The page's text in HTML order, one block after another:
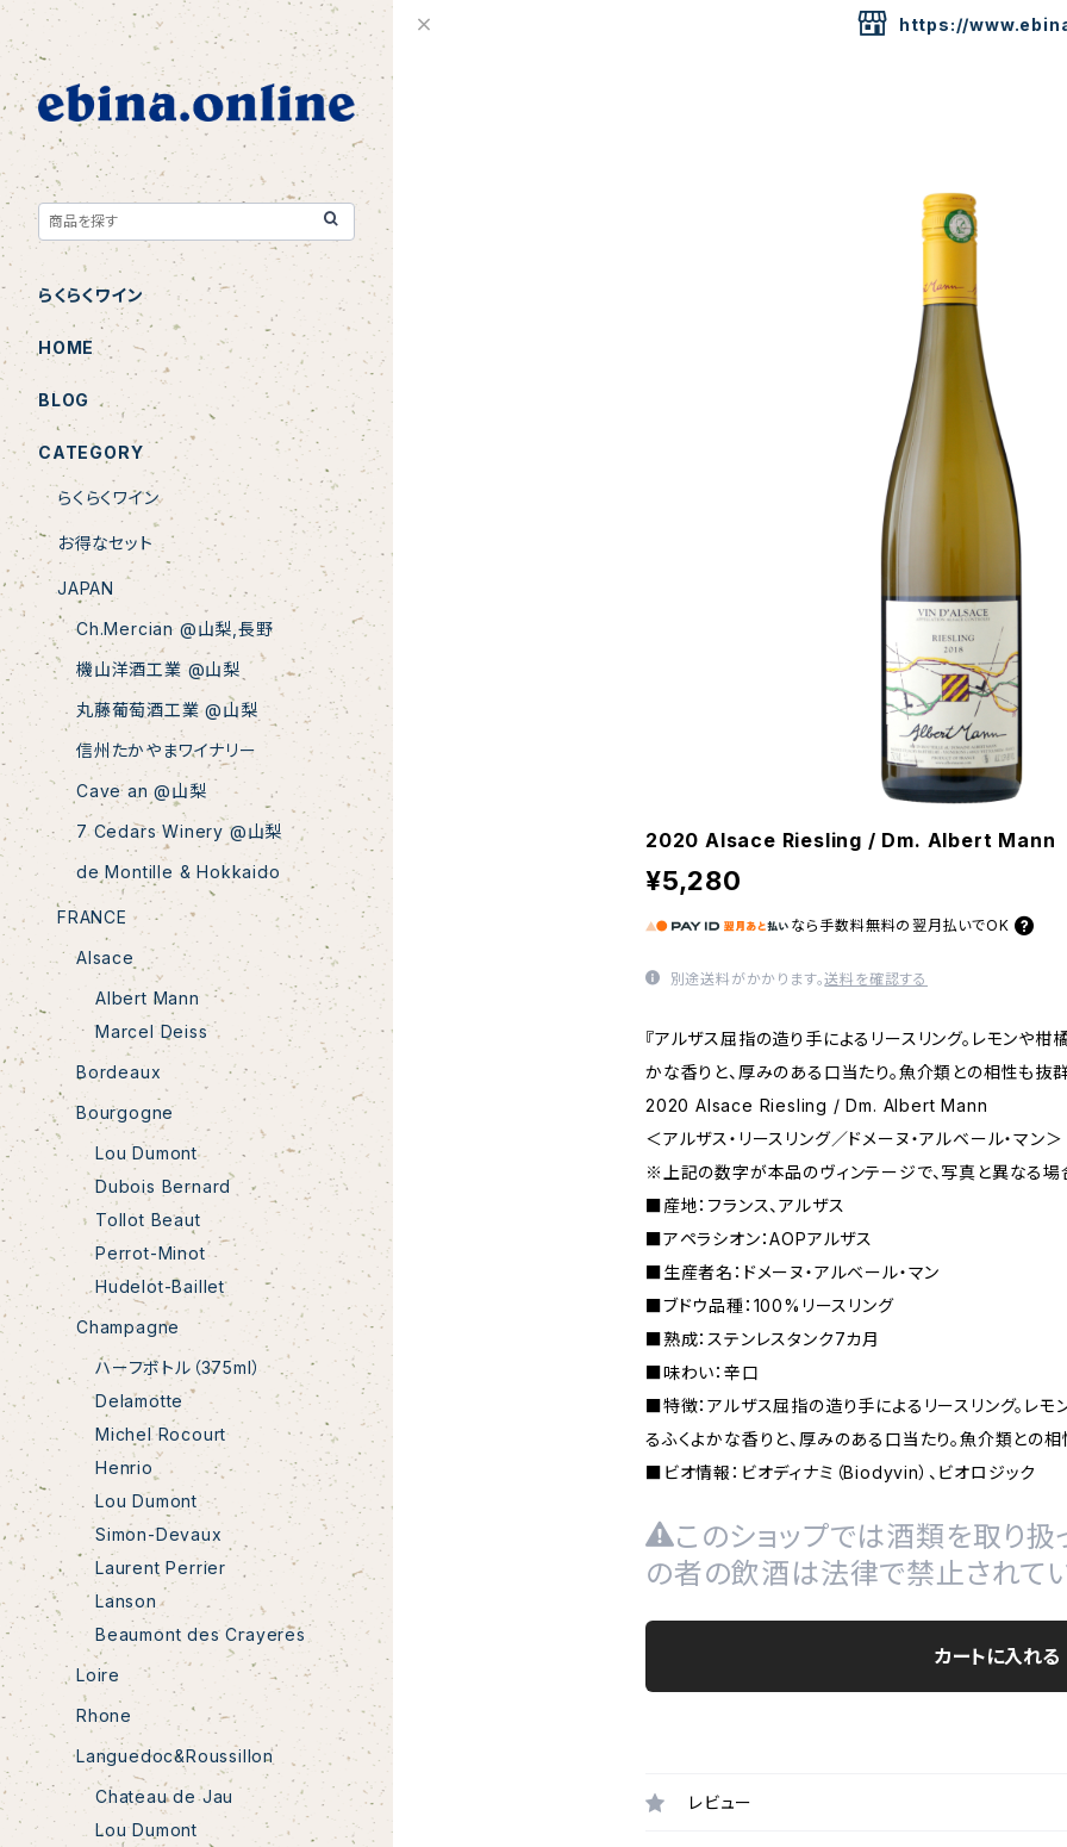
https://
2020 Alsace Riesling / Dm. Albert Mann
¥5,280
なら 手数料無料の 翌月払いでOK
別途送料がかかります。送料を確認する
『アルザス屈指の造り手によるリースリング。レモンや
かな香りと、厚みのある口当たり。魚介類との相性も抜群
2020 Alsace Riesling / Dm. Albert Mann
＜アルザス・リースリング／ドメーヌ・アルベール・マン＞
※上記の数字が本品のヴィンテージで、写真と異なる場
■産地：フランス、アルザス
■アペラシオン：AOPアルザス
■生産者名：ドメーヌ・アルベール・マン
■ブドウ品種：100%リースリング
■熟成：ステンレスタンク7カ月
■味わい：辛口
■特徴：アルザス屈指の造り手によるリースリング。レ
るふくよかな香りと、厚みのある口当たり。魚介類との相
■ビオ情報：ビオディナミ（Biodyvin）、ビオロジック
このショップでは酒類を取り扱
の者の飲酒は法律で禁止されてい
カートに入れる
レビュー
らくらくワイン
HOME
BLOG
CATEGORY
らくらくワイン
お得なセット
JAPAN
Ch.Mercian @山梨,長野
機山洋酒工業 @山梨
丸藤葡萄酒工業 @山梨
信州たかやまワイナリー
Cave an @山梨
7 Cedars Winery @山梨
de Montille & Hokkaido
FRANCE
Alsace
Albert Mann
Marcel Deiss
Bordeaux
Bourgogne
Lou Dumont
Dubois Bernard
Tollot Beaut
Perrot-Minot
Hudelot-Baillet
Champagne
ハーフボトル（375ml）
Delamotte
Michel Rocourt
Henrio
Lou Dumont
Simon-Devaux
Laurent Perrier
Lanson
Beaumont des Crayeres
Loire
Rhone
Languedoc&Roussillon
Chateau de Jau
Lou Dumont